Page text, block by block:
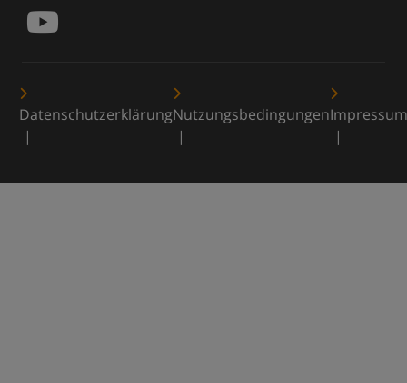
DatenschutzerklärungNutzungsbedingungenImpressum